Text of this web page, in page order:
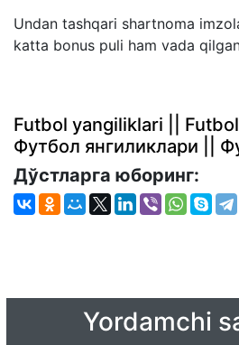
Undan tashqari shartnoma
katta bonus puli ham vada
Futbol yangiliklari || Futbol
Футбол янгиликлари ||
Дўстларга юборинг:
Yordamchi